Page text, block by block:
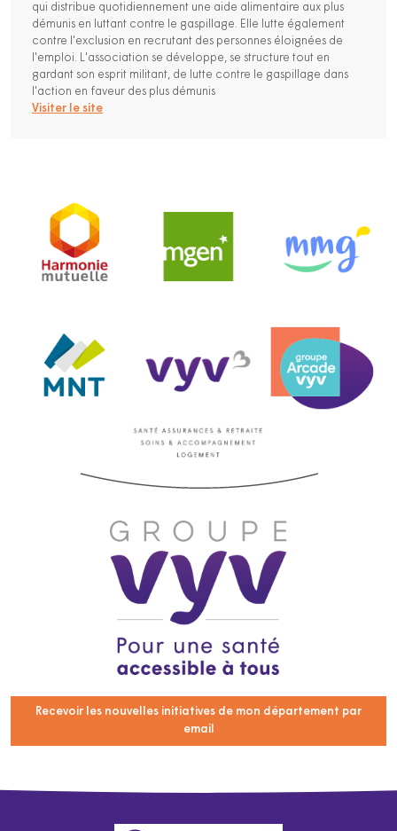
qui distribue quotidiennement une aide alimentaire aux plus
démunis en luttant contre le gaspillage. Elle lutte également
contre l'exclusion en recrutant des personnes éloignées de
l'emploi. L'association se développe, se structure tout en
gardant son esprit militant, de lutte contre le gaspillage dans
l'action en faveur des plus démunis
Visiter le site
Recevoir les nouvelles initiatives de mon département par
email